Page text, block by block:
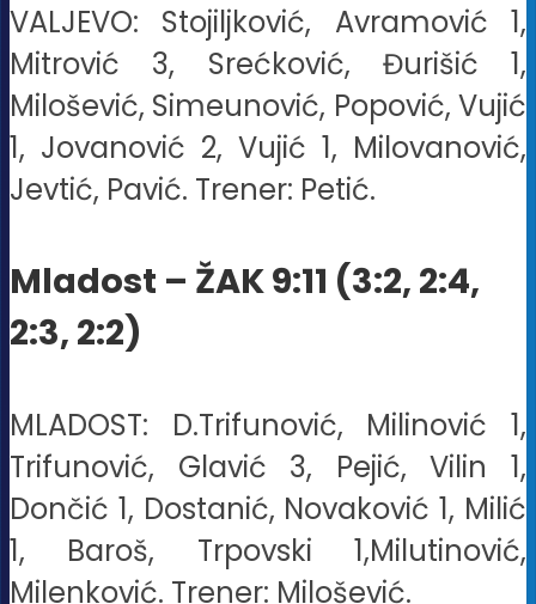
VALJEVO: Stojiljković, Avramović 1,
Mitrović 3, Srećković, Đurišić 1,
Milošević, Simeunović, Popović, Vujić
1, Jovanović 2, Vujić 1, Milovanović,
Jevtić, Pavić. Trener: Petić.
Mladost – ŽAK 9:11 (3:2, 2:4,
2:3, 2:2)
MLADOST: D.Trifunović, Milinović 1,
Trifunović, Glavić 3, Pejić, Vilin 1,
Dončić 1, Dostanić, Novaković 1, Milić
1, Baroš, Trpovski 1,Milutinović,
Milenković. Trener: Milošević.